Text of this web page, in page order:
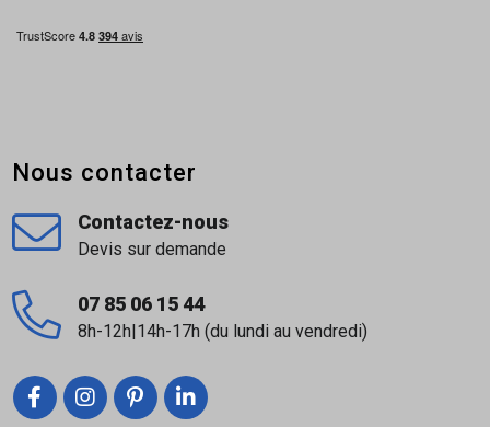
Nous contacter
Contactez-nous
Devis sur demande
07 85 06 15 44
8h-12h|14h-17h (du lundi au vendredi)